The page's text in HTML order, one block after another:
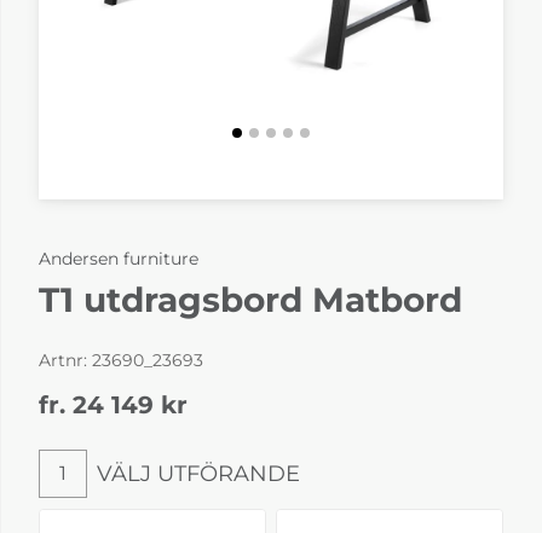
Andersen furniture
T1 utdragsbord Matbord
Artnr: 23690_23693
fr. 24 149 kr
Välj utförande
1 VÄLJ UTFÖRANDE